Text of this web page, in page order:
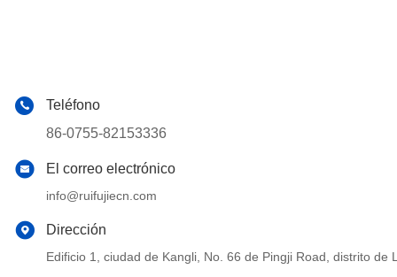
Teléfono
86-0755-82153336
El correo electrónico
info@ruifujiecn.com
Dirección
Edificio 1, ciudad de Kangli, No. 66 de Pingji Road, distrito